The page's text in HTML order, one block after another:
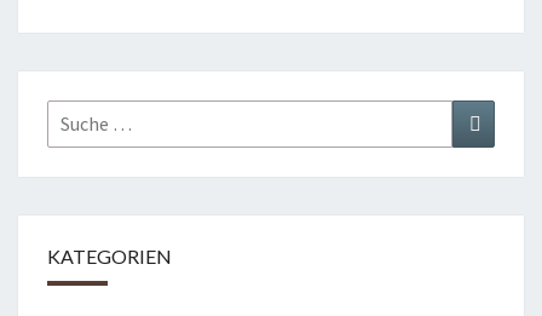
Suche
nach:
Suchen
KATEGORIEN